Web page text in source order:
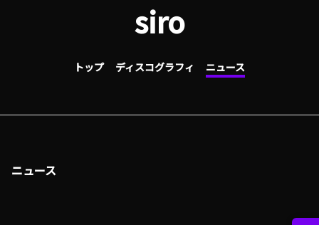
よくある質問
siro
トップ ディスコグラフィ ニュース
ニュース